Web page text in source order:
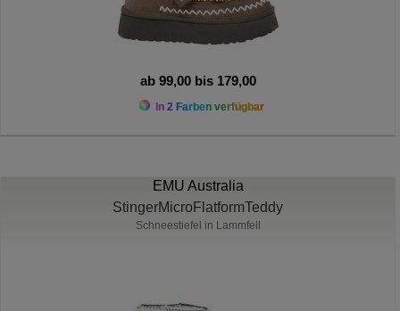
ab 99,00 bis 179,00
In 2 Farben verfügbar
EMU Australia
StingerMicroFlatformTeddy
Schneestiefel in Lammfell